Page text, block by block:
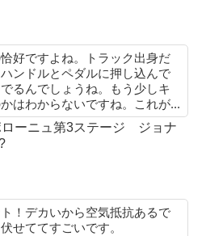
好ですよね。トラック出身だ
ンドルとペダルに押し込んで
るんでしょうね。もう少しキ
はわからないですね。これが...
ローニュ第3ステージ ジョナ
！デカいから空気抵抗あるで
せててすごいです。